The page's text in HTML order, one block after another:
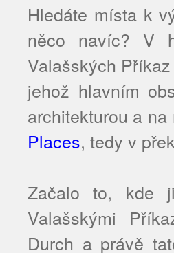
Hledáte místa k
něco navíc? V
Valašských
jehož hlavním
architekturou a
Places, tedy v
Začalo to, kde
Valašskými
Durch a právě